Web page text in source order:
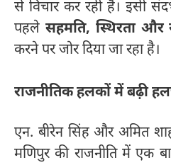
से विचार कर रही है। इसी
पहले सहमति, स्थिरता और
करने पर जोर दिया जा रहा है।
राजनीतिक हलकों में बढ़ी
एन. बीरेन सिंह और अमित
मणिपुर की राजनीति में एक